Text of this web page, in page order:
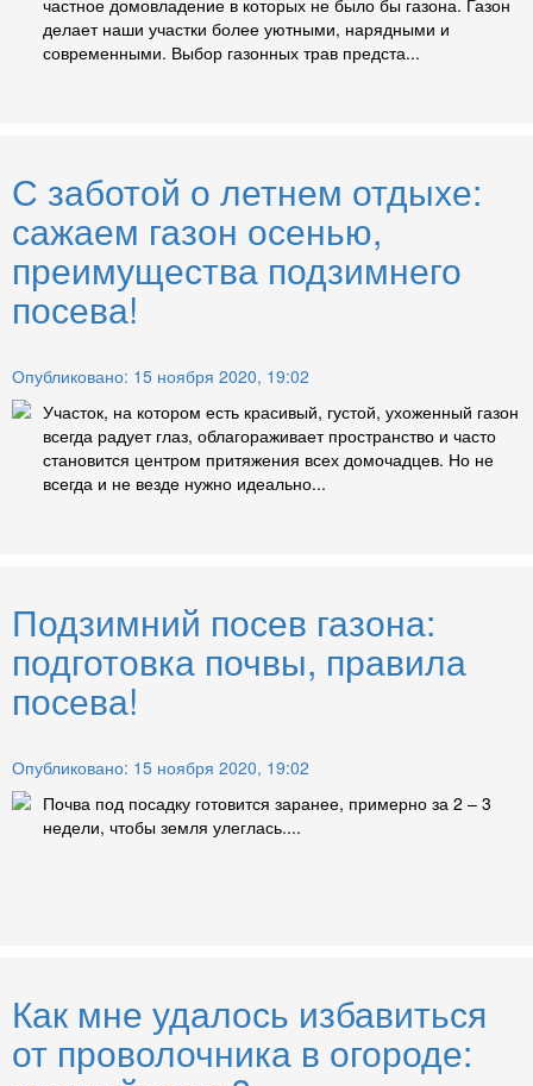
частное домовладение в которых не было бы газона. Газон
делает наши участки более уютными, нарядными и
современными. Выбор газонных трав предста...
С заботой о летнем отдыхе:
сажаем газон осенью,
преимущества подзимнего
посева!
Опубликовано: 15 ноября 2020, 19:02
Участок, на котором есть красивый, густой, ухоженный газон
всегда радует глаз, облагораживает пространство и часто
становится центром притяжения всех домочадцев. Но не
всегда и не везде нужно идеально...
Подзимний посев газона:
подготовка почвы, правила
посева!
Опубликовано: 15 ноября 2020, 19:02
Почва под посадку готовится заранее, примерно за 2 – 3
недели, чтобы земля улеглась....
Как мне удалось избавиться
от проволочника в огороде: